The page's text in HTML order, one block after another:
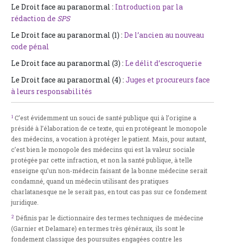
Le Droit face au paranormal : Introduction par la
rédaction de SPS
Le Droit face au paranormal (1) :De l’ancien au nouveau
code pénal
Le Droit face au paranormal (3) : Le délit d’escroquerie
Le Droit face au paranormal (4) :Juges et procureurs face
à leurs responsabilités
1 C’est évidemment un souci de santé publique qui à l’origine a
présidé à l’élaboration de ce texte, qui en protégeant le monopole
des médecins, a vocation à protéger le patient. Mais, pour autant,
c’est bien le monopole des médecins qui est la valeur sociale
protégée par cette infraction, et non la santé publique, à telle
enseigne qu’un non-médecin faisant de la bonne médecine serait
condamné, quand un médecin utilisant des pratiques
charlatanesque ne le serait pas, en tout cas pas sur ce fondement
juridique.
2 Définis par le dictionnaire des termes techniques de médecine
(Garnier et Delamare) en termes très généraux, ils sont le
fondement classique des poursuites engagées contre les